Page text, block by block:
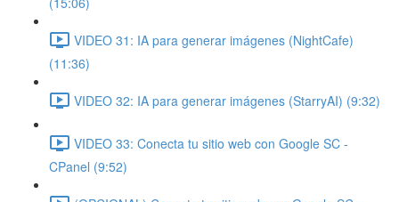
VIDEO 31: IA para generar imágenes (NightCafe)
(11:36)
VIDEO 32: IA para generar imágenes (StarryAI) (9:32)
VIDEO 33: Conecta tu sitio web con Google SC -
CPanel (9:52)